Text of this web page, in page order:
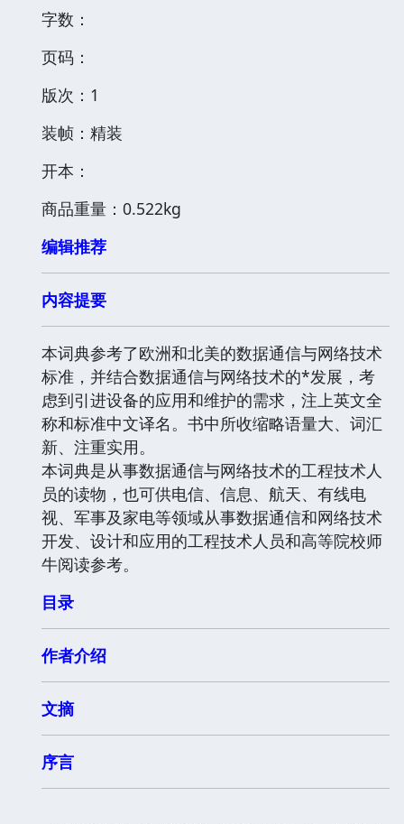
字数：
页码：
版次：1
装帧：精装
开本：
商品重量：0.522kg
编辑推荐
内容提要
本词典参考了欧洲和北美的数据通信与网络技术
标准，并结合数据通信与网络技术的*发展，考
虑到引进设备的应用和维护的需求，注上英文全
称和标准中文译名。书中所收缩略语量大、词汇
新、注重实用。
本词典是从事数据通信与网络技术的工程技术人
员的读物，也可供电信、信息、航天、有线电
视、军事及家电等领域从事数据通信和网络技术
开发、设计和应用的工程技术人员和高等院校师
牛阅读参考。
目录
作者介绍
文摘
序言